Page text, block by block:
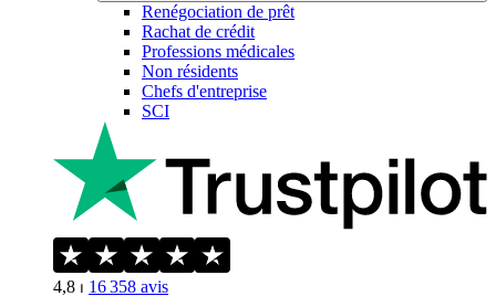
Renégociation de prêt
Rachat de crédit
Professions médicales
Non résidents
Chefs d'entreprise
SCI
4,8 ⏐ 16 358 avis